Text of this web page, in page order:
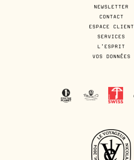
NEWSLETTER
CONTACT
ESPACE CLIENT
SERVICES
L'ESPRIT
VOS DONNÉES